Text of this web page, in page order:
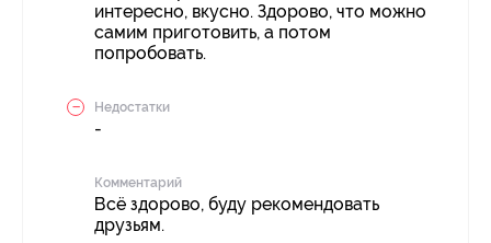
интересно, вкусно. Здорово, что можно
самим приготовить, а потом
попробовать.
Недостатки
-
Комментарий
Всё здорово, буду рекомендовать
друзьям.